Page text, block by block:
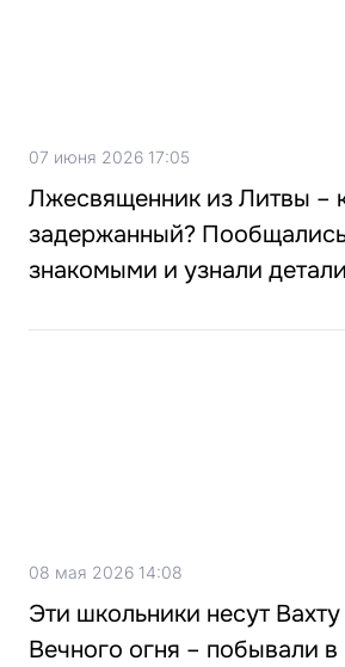
07 июня 2026 17:05
Лжесвященник из Литвы –
задержанный?
знакомыми и узнали детали
08 мая 2026 14:08
Эти школьники несут
Вечного огня – побывали